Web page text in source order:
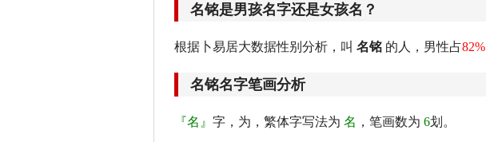
名铭是男孩名字还是女孩名？
根据卜易居大数据性别分析，叫 名铭 的人，男性占82%
名铭名字笔画分析
『名』 字，为，繁体字写法为 名 ，笔画数为 6划。